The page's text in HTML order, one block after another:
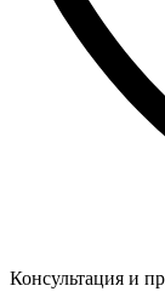
Консультация и